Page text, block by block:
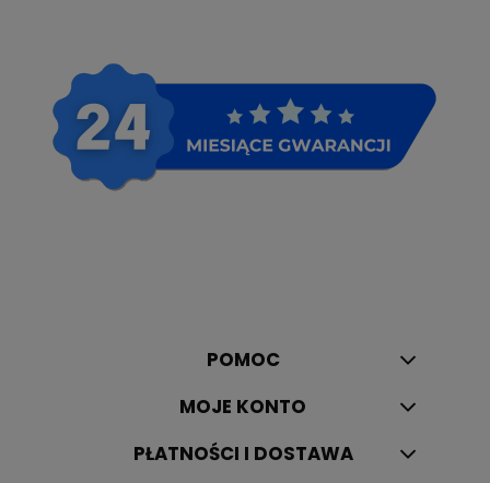
POMOC
MOJE KONTO
PŁATNOŚCI I DOSTAWA